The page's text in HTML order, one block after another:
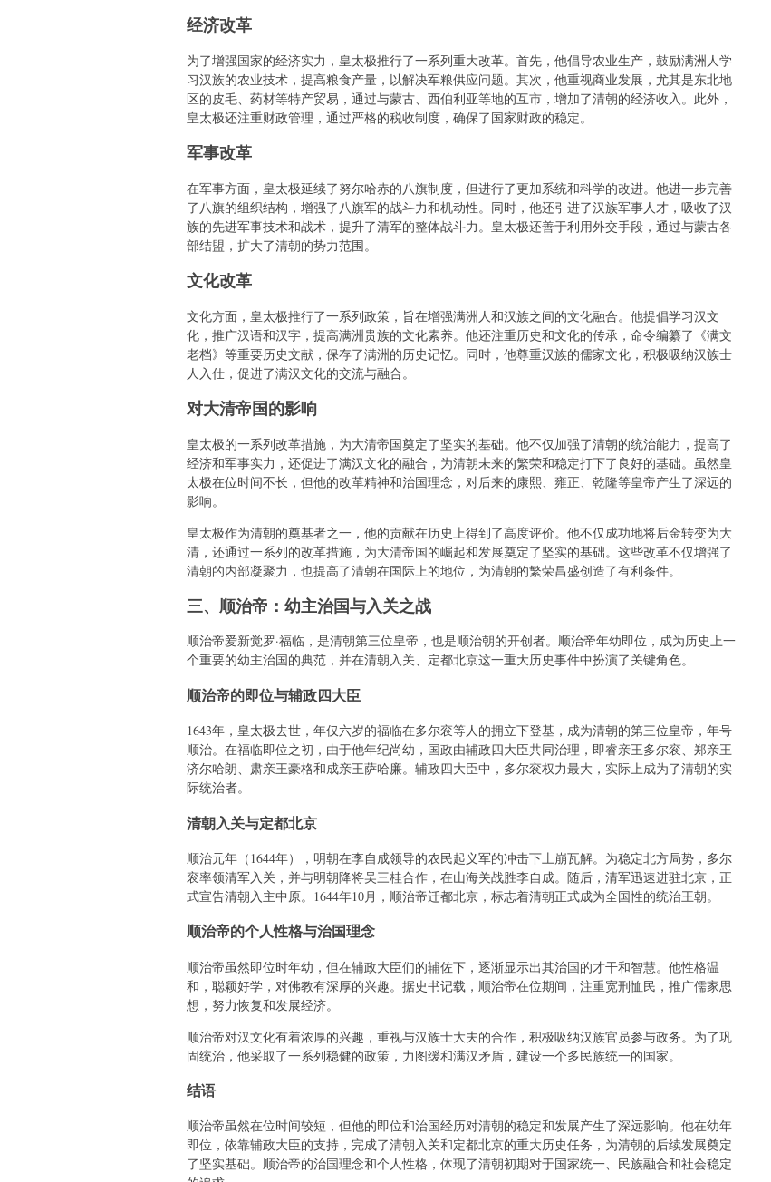
经济改革
为了增强国家的经济实力，皇太极推行了一系列重大改革。首先，他倡导农业生产，鼓励满洲人学
习汉族的农业技术，提高粮食产量，以解决军粮供应问题。其次，他重视商业发展，尤其是东北地
区的皮毛、药材等特产贸易，通过与蒙古、西伯利亚等地的互市，增加了清朝的经济收入。此外，
皇太极还注重财政管理，通过严格的税收制度，确保了国家财政的稳定。
军事改革
在军事方面，皇太极延续了努尔哈赤的八旗制度，但进行了更加系统和科学的改进。他进一步完善
了八旗的组织结构，增强了八旗军的战斗力和机动性。同时，他还引进了汉族军事人才，吸收了汉
族的先进军事技术和战术，提升了清军的整体战斗力。皇太极还善于利用外交手段，通过与蒙古各
部结盟，扩大了清朝的势力范围。
文化改革
文化方面，皇太极推行了一系列政策，旨在增强满洲人和汉族之间的文化融合。他提倡学习汉文
化，推广汉语和汉字，提高满洲贵族的文化素养。他还注重历史和文化的传承，命令编纂了《满文
老档》等重要历史文献，保存了满洲的历史记忆。同时，他尊重汉族的儒家文化，积极吸纳汉族士
人入仕，促进了满汉文化的交流与融合。
对大清帝国的影响
皇太极的一系列改革措施，为大清帝国奠定了坚实的基础。他不仅加强了清朝的统治能力，提高了
经济和军事实力，还促进了满汉文化的融合，为清朝未来的繁荣和稳定打下了良好的基础。虽然皇
太极在位时间不长，但他的改革精神和治国理念，对后来的康熙、雍正、乾隆等皇帝产生了深远的
影响。
皇太极作为清朝的奠基者之一，他的贡献在历史上得到了高度评价。他不仅成功地将后金转变为大
清，还通过一系列的改革措施，为大清帝国的崛起和发展奠定了坚实的基础。这些改革不仅增强了
清朝的内部凝聚力，也提高了清朝在国际上的地位，为清朝的繁荣昌盛创造了有利条件。
三、顺治帝：幼主治国与入关之战
顺治帝爱新觉罗·福临，是清朝第三位皇帝，也是顺治朝的开创者。顺治帝年幼即位，成为历史上一
个重要的幼主治国的典范，并在清朝入关、定都北京这一重大历史事件中扮演了关键角色。
顺治帝的即位与辅政四大臣
1643年，皇太极去世，年仅六岁的福临在多尔衮等人的拥立下登基，成为清朝的第三位皇帝，年号
顺治。在福临即位之初，由于他年纪尚幼，国政由辅政四大臣共同治理，即睿亲王多尔衮、郑亲王
济尔哈朗、肃亲王豪格和成亲王萨哈廉。辅政四大臣中，多尔衮权力最大，实际上成为了清朝的实
际统治者。
清朝入关与定都北京
顺治元年（1644年），明朝在李自成领导的农民起义军的冲击下土崩瓦解。为稳定北方局势，多尔
衮率领清军入关，并与明朝降将吴三桂合作，在山海关战胜李自成。随后，清军迅速进驻北京，正
式宣告清朝入主中原。1644年10月，顺治帝迁都北京，标志着清朝正式成为全国性的统治王朝。
顺治帝的个人性格与治国理念
顺治帝虽然即位时年幼，但在辅政大臣们的辅佐下，逐渐显示出其治国的才干和智慧。他性格温
和，聪颖好学，对佛教有深厚的兴趣。据史书记载，顺治帝在位期间，注重宽刑恤民，推广儒家思
想，努力恢复和发展经济。
顺治帝对汉文化有着浓厚的兴趣，重视与汉族士大夫的合作，积极吸纳汉族官员参与政务。为了巩
固统治，他采取了一系列稳健的政策，力图缓和满汉矛盾，建设一个多民族统一的国家。
结语
顺治帝虽然在位时间较短，但他的即位和治国经历对清朝的稳定和发展产生了深远影响。他在幼年
即位，依靠辅政大臣的支持，完成了清朝入关和定都北京的重大历史任务，为清朝的后续发展奠定
了坚实基础。顺治帝的治国理念和个人性格，体现了清朝初期对于国家统一、民族融合和社会稳定